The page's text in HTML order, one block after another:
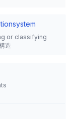
system
or classifying
造